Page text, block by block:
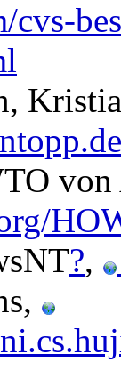
cvs-
?,